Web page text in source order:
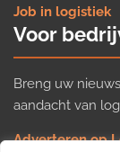
Job in logistiek
Voor
Breng uw
aandacht van
Adverteren op